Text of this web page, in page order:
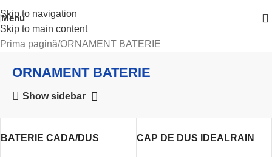
Skip to navigation
Skip to main content
Menu
Prima pagină ORNAMENT BATERIE
ORNAMENT BATERIE
Show sidebar
BATERIE CADA/DUS
CAP DE DUS IDEALRAIN